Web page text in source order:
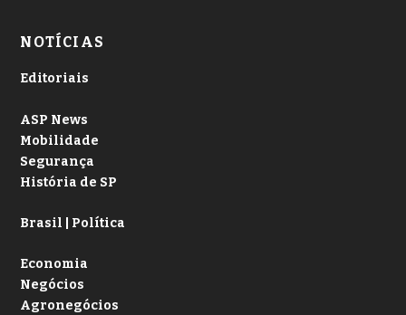
NOTÍCIAS
Editoriais
ASP News
Mobilidade
Segurança
História de SP
Brasil | Política
Economia
Negócios
Agronegócios